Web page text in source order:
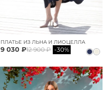
ПЛАТЬЕ ИЗ ЛЬНА И ЛИОЦЕЛЛА
9 030 ₽12 900 ₽ -30%